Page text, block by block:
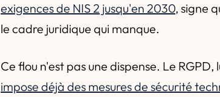
exigences de NIS 2 jusqu'en 2030, signe
le cadre juridique qui manque.
Ce flou n'est pas une dispense. Le
impose déjà des mesures de sécurité